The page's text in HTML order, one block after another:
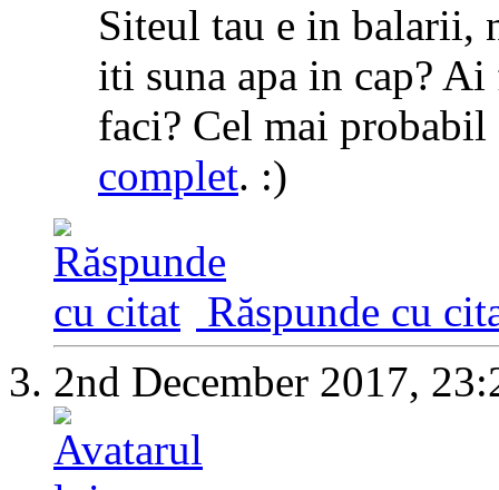
Siteul tau e in balarii,
iti suna apa in cap?
faci? Cel mai
complet. :)
Răspunde cu
2nd December 2017,